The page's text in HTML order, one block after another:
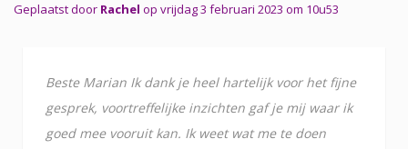
Geplaatst door Rachel op vrijdag 3 februari 2023 om 10u53
Beste Marian Ik dank je heel hartelijk voor het fijne
gesprek, voortreffelijke inzichten gaf je mij waar ik
goed mee vooruit kan. Ik weet wat me te doen